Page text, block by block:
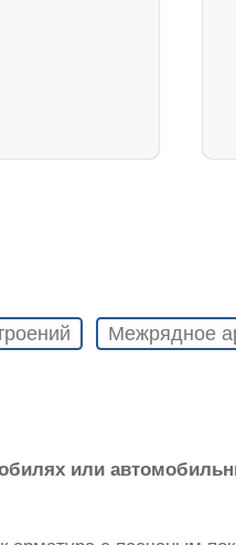
Межрядное
или